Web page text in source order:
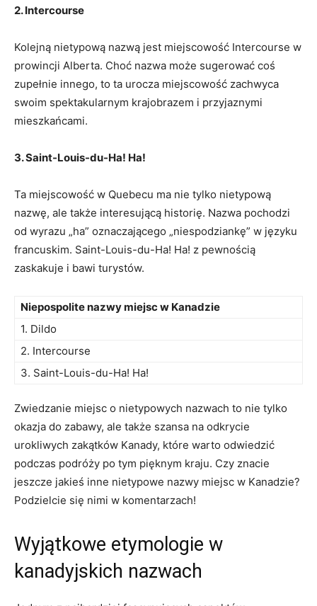
2. Intercourse
Kolejną nietypową ⁢nazwą ‌jest miejscowość Intercourse w
prowincji ‍Alberta. Choć nazwa ​może sugerować coś
zupełnie innego, to ta urocza​ miejscowość zachwyca
swoim spektakularnym krajobrazem‌ i przyjaznymi
mieszkańcami.
3. Saint-Louis-du-Ha! Ha!
Ta miejscowość w Quebecu ma nie ‌tylko nietypową
nazwę,⁢ ale także interesującą historię. Nazwa ‍pochodzi
od wyrazu „ha” oznaczającego „niespodziankę” w języku​
francuskim. Saint-Louis-du-Ha! Ha!​ z pewnością
zaskakuje i bawi⁢ turystów.
Niepospolite ⁣nazwy miejsc w Kanadzie
1. ⁤Dildo
2.⁤ Intercourse
3. Saint-Louis-du-Ha!⁢ Ha!
Zwiedzanie miejsc ‌o nietypowych ⁣nazwach to nie​ tylko
okazja do zabawy, ale także szansa na odkrycie
urokliwych zakątków Kanady, ‍które warto odwiedzić
podczas ​podróży po tym pięknym ⁣kraju. ‌Czy znacie​
jeszcze ⁤jakieś inne nietypowe nazwy miejsc w Kanadzie?
Podzielcie się ‍nimi w komentarzach!
Wyjątkowe etymologie w
kanadyjskich nazwach